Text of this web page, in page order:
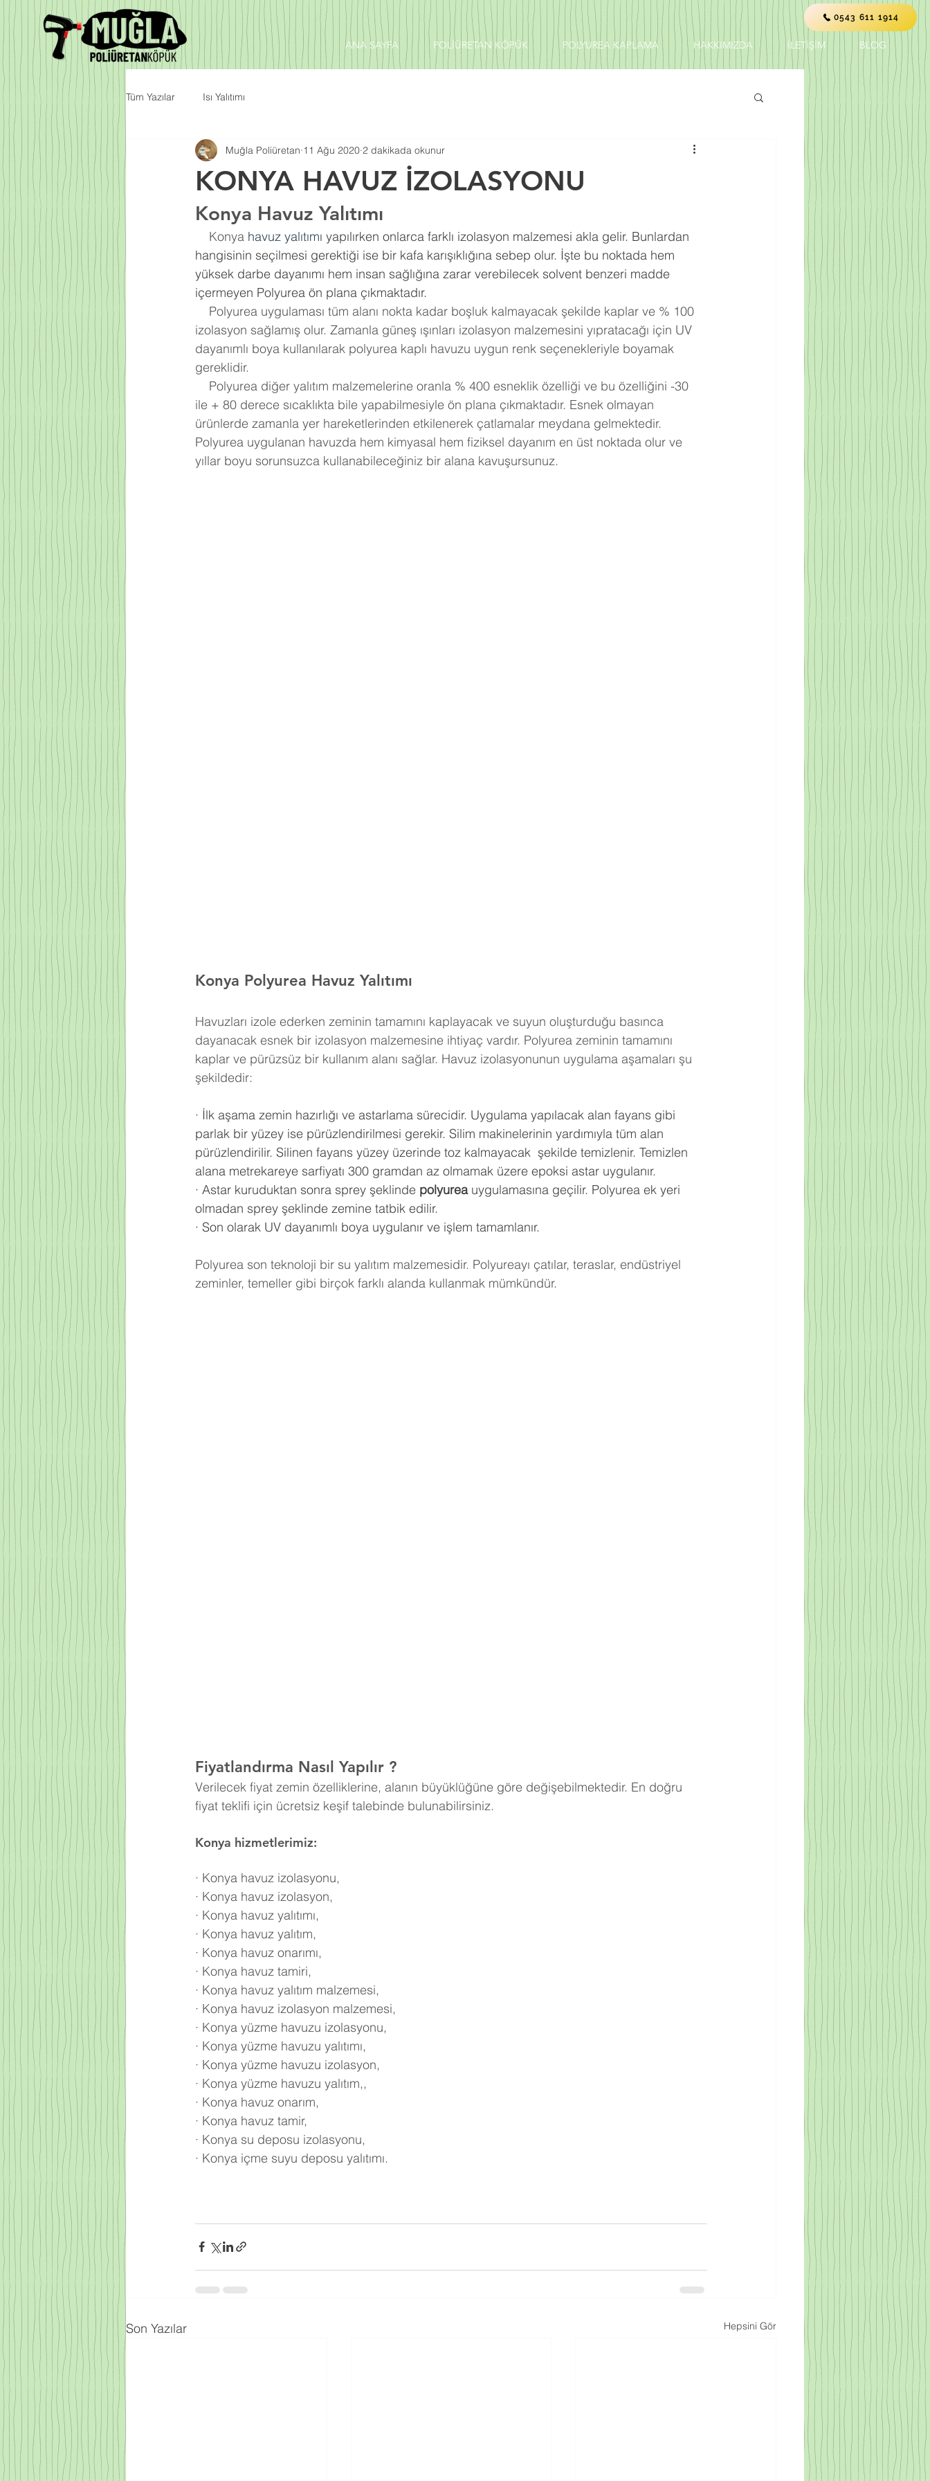
ANA SAYFA POLİÜRETAN KÖPÜK POLYUREA KAPLAMA HAKKIMIZDA İLETİŞİM BLOG
0543 611 1914
Tüm Yazılar Isı Yalıtımı
KONYA HAVUZ İZOLASYONU
Muğla Poliüretan 11 Ağu 2020 2 dakikada okunur
Konya Havuz Yalıtımı
    Konya
havuz yalıtımı yapılırken onlarca farklı izolasyon malzemesi akla gelir. Bunlardan
hangisinin seçilmesi gerektiği ise bir kafa karışıklığına sebep olur. İşte bu noktada hem
yüksek darbe dayanımı hem insan sağlığına zarar verebilecek solvent benzeri madde
içermeyen Polyurea ön plana çıkmaktadır.
izolasyon sağlamış olur. Zamanla güneş ışınları izolasyon malzemesini yıpratacağı için UV
dayanımlı boya kullanılarak polyurea kaplı havuzu uygun renk seçenekleriyle boyamak
gereklidir.
ile + 80 derece sıcaklıkta bile yapabilmesiyle ön plana çıkmaktadır. Esnek olmayan
ürünlerde zamanla yer hareketlerinden etkilenerek çatlamalar meydana gelmektedir.
Polyurea uygulanan havuzda hem kimyasal hem fiziksel dayanım en üst noktada olur ve
yıllar boyu sorunsuzca kullanabileceğiniz bir alana kavuşursunuz.
Konya Polyurea Havuz Yalıtımı
Havuzları izole ederken zeminin tamamını kaplayacak ve suyun oluşturduğu basınca
dayanacak esnek bir izolasyon malzemesine ihtiyaç vardır. Polyurea zeminin tamamını
kaplar ve pürüzsüz bir kullanım alanı sağlar. Havuz izolasyonunun uygulama aşamaları şu
şekildedir:
· İlk aşama zemin hazırlığı ve astarlama sürecidir. Uygulama yapılacak alan fayans gibi
parlak bir yüzey ise pürüzlendirilmesi gerekir. Silim makinelerinin yardımıyla tüm alan
pürüzlendirilir. Silinen fayans yüzey üzerinde toz kalmayacak  şekilde temizlenir. Temizlen
alana metrekareye sarfiyatı 300 gramdan az olmamak üzere epoksi astar uygulanır.
· Astar kuruduktan sonra sprey şeklinde polyurea uygulamasına geçilir. Polyurea ek yeri
olmadan sprey şeklinde zemine tatbik edilir.
· Son olarak UV dayanımlı boya uygulanır ve işlem tamamlanır.
Polyurea son teknoloji bir su yalıtım malzemesidir. Polyureayı çatılar, teraslar, endüstriyel
zeminler, temeller gibi birçok farklı alanda kullanmak mümkündür.
Fiyatlandırma Nasıl Yapılır ?
Verilecek fiyat zemin özelliklerine, alanın büyüklüğüne göre değişebilmektedir. En doğru
fiyat teklifi için ücretsiz keşif talebinde bulunabilirsiniz.
Konya hizmetlerimiz:
· Konya havuz izolasyonu,
· Konya havuz izolasyon,
· Konya havuz yalıtımı,
· Konya havuz yalıtım,
· Konya havuz onarımı,
· Konya havuz tamiri,
· Konya havuz yalıtım malzemesi,
· Konya havuz izolasyon malzemesi,
· Konya yüzme havuzu izolasyonu,
· Konya yüzme havuzu yalıtımı,
· Konya yüzme havuzu izolasyon,
· Konya yüzme havuzu yalıtım,,
· Konya havuz onarım,
· Konya havuz tamir,
· Konya su deposu izolasyonu,
· Konya içme suyu deposu yalıtımı.
Son Yazılar Hepsini Gör